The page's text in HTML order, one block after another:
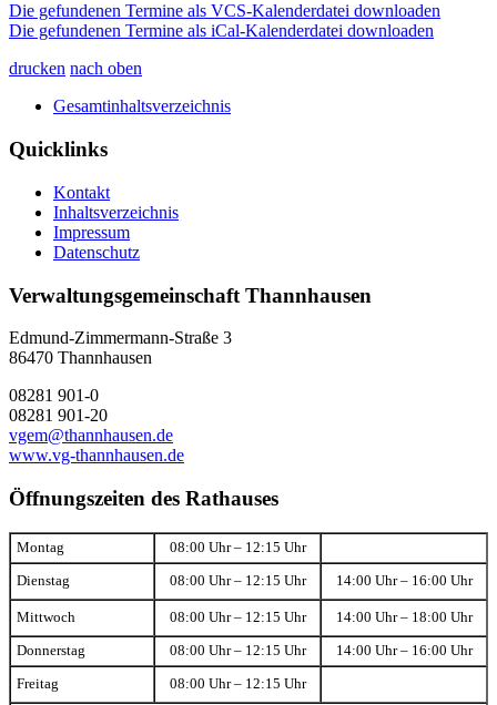
Die gefundenen Termine als VCS-Kalenderdatei downloaden
Die gefundenen Termine als iCal-Kalenderdatei downloaden
drucken nach oben
Gesamtinhaltsverzeichnis
Quicklinks
Kontakt
Inhaltsverzeichnis
Impressum
Datenschutz
Verwaltungsgemeinschaft Thannhausen
Edmund-Zimmermann-Straße 3
86470 Thannhausen
08281 901-0
08281 901-20
vgem@thannhausen.de
www.vg-thannhausen.de
Öffnungszeiten des Rathauses
Montag 08:00 Uhr – 12:15 Uhr
Dienstag 08:00 Uhr – 12:15 Uhr 14:00 Uhr – 16:00 Uhr
Mittwoch 08:00 Uhr – 12:15 Uhr 14:00 Uhr – 18:00 Uhr
Donnerstag 08:00 Uhr – 12:15 Uhr 14:00 Uhr – 16:00 Uhr
Freitag 08:00 Uhr – 12:15 Uhr